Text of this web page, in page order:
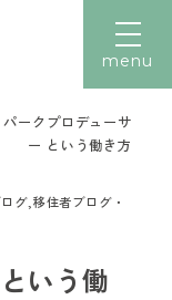
大
menu
パークプロデューサ
ー という働き方
グ,移住者ブログ・
いう働